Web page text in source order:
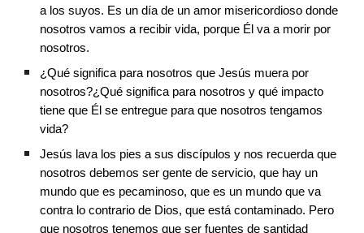
a los suyos. Es un día de un amor misericordioso donde
nosotros vamos a recibir vida, porque Él va a morir por
nosotros.
¿Qué significa para nosotros que Jesús muera por
nosotros?¿Qué significa para nosotros y qué impacto
tiene que Él se entregue para que nosotros tengamos
vida?
Jesús lava los pies a sus discípulos y nos recuerda que
nosotros debemos ser gente de servicio, que hay un
mundo que es pecaminoso, que es un mundo que va
contra lo contrario de Dios, que está contaminado. Pero
que nosotros tenemos que ser fuentes de santidad